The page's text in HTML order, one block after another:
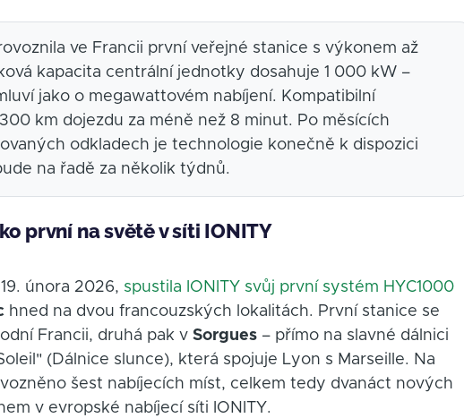
ve Francii první veřejné stanice s výkonem až
kapacita centrální jednotky dosahuje 1 000 kW –
jako o megawattovém nabíjení. Kompatibilní
km dojezdu za méně než 8 minut. Po měsících
odkladech je technologie konečně k dispozici
na řadě za několik týdnů.
první na světě v síti IONITY
února 2026, spustila IONITY svůj první systém HYC1000
hned na dvou francouzských lokalitách. První stanice se
Francii, druhá pak vSorgues – přímo na slavné dálnici
(Dálnice slunce), která spojuje Lyon s Marseille. Na
šest nabíjecích míst, celkem tedy dvanáct nových
v evropské nabíjecí síti IONITY.